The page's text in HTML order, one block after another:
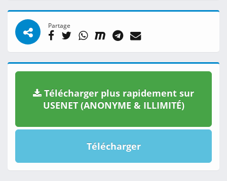
Partage
Télécharger plus rapidement sur
USENET (ANONYME & ILLIMITÉ)
Télécharger